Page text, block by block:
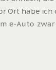
Ort habe
e-Auto